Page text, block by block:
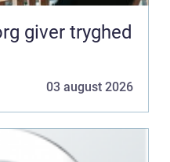
giver tryghed
03 august 2026